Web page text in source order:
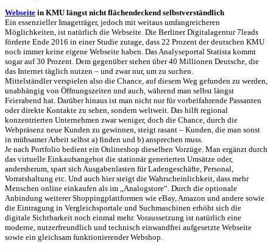
Webseite in KMU längst nicht flächendeckend selbstverständlich
Ein essenzieller Imageträger, jedoch mit weitaus umfangreicheren
Möglichkeiten, ist natürlich die Webseite. Die Berliner Digitalagentur 7leads
förderte Ende 2016 in einer Studie zutage, dass 22 Prozent der deutschen KMU
noch immer keine eigene Webseite haben. Das Analyseportal Statista kommt
sogar auf 30 Prozent. Dem gegenüber stehen über 40 Millionen Deutsche, die
das Internet täglich nutzen – und zwar nur, um zu suchen.
Mittelständler verspielen also die Chance, auf diesem Weg gefunden zu werden,
unabhängig von Öffnungszeiten und auch, während man selbst längst
Feierabend hat. Darüber hinaus ist man nicht nur für vorbeifahrende Passanten
oder direkte Kontakte zu sehen, sondern weltweit. Das hilft regional
konzentrierten Unternehmen zwar weniger, doch die Chance, durch die
Webpräsenz neue Kunden zu gewinnen, steigt rasant – Kunden, die man sonst
in mühsamer Arbeit selbst a) finden und b) ansprechen muss.
Je nach Portfolio bedient ein Onlineshop dieselben Vorzüge. Man ergänzt durch
das virtuelle Einkaufsangebot die stationär generierten Umsätze oder,
andersherum, spart sich Ausgabenlasten für Ladengeschäfte, Personal,
Vorratshaltung etc. Und auch hier steigt die Wahrscheinlichkeit, dass mehr
Menschen online einkaufen als im „Analogstore“. Durch die optionale
Anbindung weiterer Shoppingplattformen wie eBay, Amazon und andere sowie
die Eintragung in Vergleichsportale und Suchmaschinen erhöht sich die
digitale Sichtbarkeit noch einmal mehr. Voraussetzung ist natürlich eine
moderne, nutzerfreundlich und technisch einwandfrei aufgesetzte Webseite
sowie ein gleichsam funktionierender Webshop.